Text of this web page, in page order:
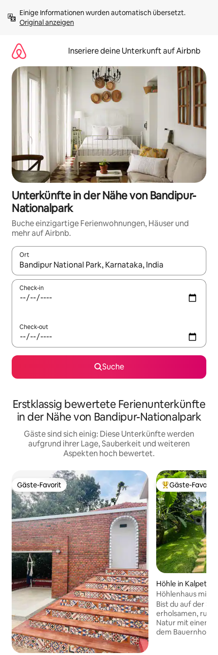
Inhalten
springenOriginal anzeigen
Inseriere deine Unterkunft auf Airbnb
Unterkünfte in der Nähe von Bandipur-
Nationalpark
Buche einzigartige Ferienwohnungen, Häuser und
mehr auf Airbnb.
Ort
Wenn Ergebnisse verfügbar sind, navigiere mit den
Check-in
Check-out
Suche
Erstklassig bewertete Ferienunterkünfte
in der Nähe von Bandipur-Nationalpark
Gäste sind sich einig: Diese Unterkünfte werden
aufgrund ihrer Lage, Sauberkeit und weiteren
Aspekten hoch bewertet.
Gäste-Favorit
Gäste-Favorit Beliebter Gäste-
Gäste-Favorit
Höhle in Kalpetta
Höhlenhaus mit
Rivertree
Bist du auf der
erholsamen,
Natur mit einem
dem